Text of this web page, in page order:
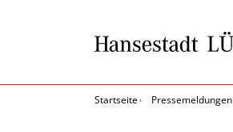
Startseite Pressemeldungen